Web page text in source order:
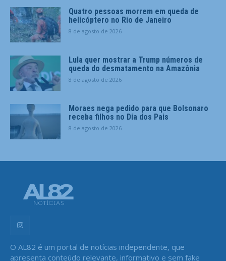
Quatro pessoas morrem em queda de
helicóptero no Rio de Janeiro
8 de agosto de 2026
Lula quer mostrar a Trump números de
queda do desmatamento na Amazônia
8 de agosto de 2026
Moraes nega pedido para que Bolsonaro
receba filhos no Dia dos Pais
8 de agosto de 2026
O AL82 é um portal de notícias independente, que
apresenta conteúdo relevante, informativo e sem fake